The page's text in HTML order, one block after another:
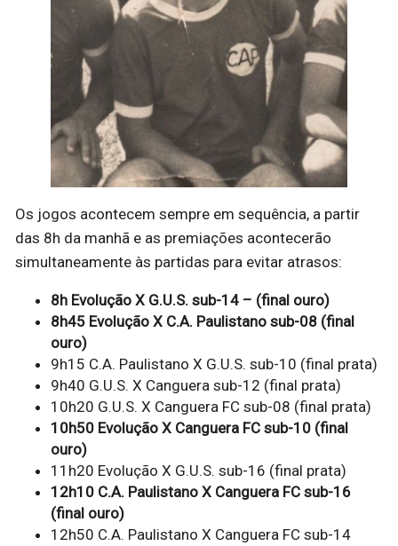
Os jogos acontecem sempre em sequência, a partir
das 8h da manhã e as premiações acontecerão
simultaneamente às partidas para evitar atrasos:
8h Evolução X G.U.S. sub-14 – (final ouro)
8h45 Evolução X C.A. Paulistano sub-08 (final
ouro)
9h15 C.A. Paulistano X G.U.S. sub-10 (final prata)
9h40 G.U.S. X Canguera sub-12 (final prata)
10h20 G.U.S. X Canguera FC sub-08 (final prata)
10h50 Evolução X Canguera FC sub-10 (final
ouro)
11h20 Evolução X G.U.S. sub-16 (final prata)
12h10 C.A. Paulistano X Canguera FC sub-16
(final ouro)
12h50 C.A. Paulistano X Canguera FC sub-14